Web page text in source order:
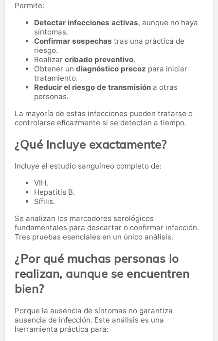
Permite:
Detectar infecciones activas, aunque no haya
síntomas.
Confirmar sospechas tras una práctica de
riesgo.
Realizar cribado preventivo.
Obtener un diagnóstico precoz para iniciar
tratamiento.
Reducir el riesgo de transmisión a otras
personas.
La mayoría de estas infecciones pueden tratarse o
controlarse eficazmente si se detectan a tiempo.
¿Qué incluye exactamente?
Incluye el estudio sanguíneo completo de:
VIH.
Hepatitis B.
Sífilis.
Se analizan los marcadores serológicos
fundamentales para descartar o confirmar infección.
Tres pruebas esenciales en un único análisis.
¿Por qué muchas personas lo
realizan, aunque se encuentren
bien?
Porque la ausencia de síntomas no garantiza
ausencia de infección. Este análisis es una
herramienta práctica para: